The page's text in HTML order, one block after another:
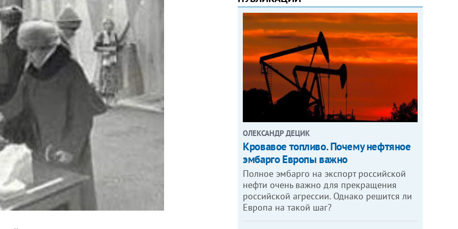
ОЛЕКСАНДР ДЕЦИК
Кровавое топливо. Почему нефтяное
эмбарго Европы важно
Полное эмбарго на экспорт российской
нефти очень важно для прекращения
российской агрессии. Однако решится ли
Европа на такой шаг?